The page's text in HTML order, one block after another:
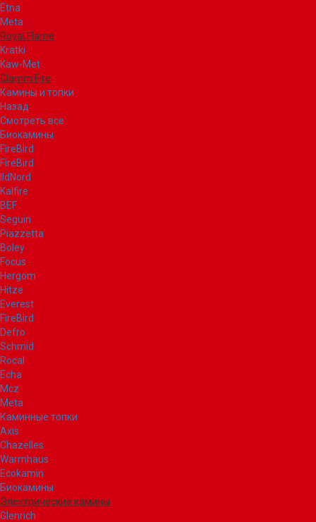
Etna
Meta
Royal Flame
Kratki
Kaw-Met
Glamm Fire
Камины и топки
Назад
Смотреть все
Биокамины
FireBird
FireBird
IldNord
Kalfire
BEF
Seguin
Piazzetta
Boley
Focus
Hergom
Hitze
Everest
FireBird
Defro
Schmid
Rocal
Echa
Mcz
Meta
Каминные топки
Axis
Chazelles
Warmhaus
Ecokamin
Биокамины
Электрические камины
Glenrich